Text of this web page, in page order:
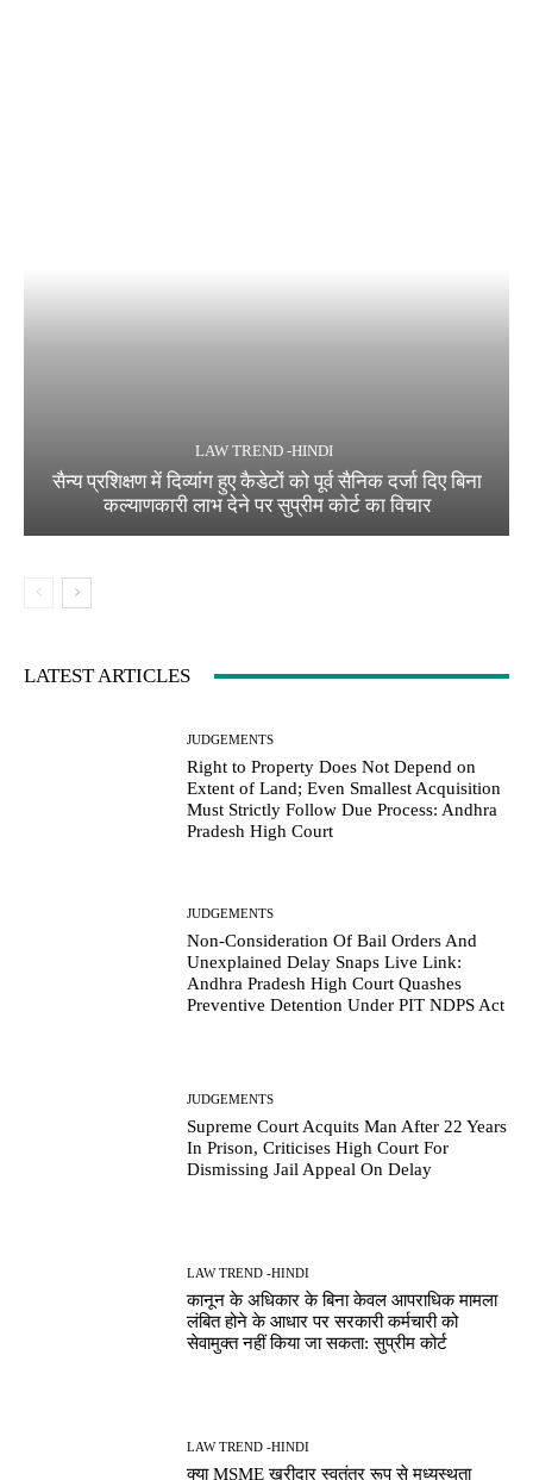
LAW TREND -HINDI
सैन्य प्रशिक्षण में दिव्यांग हुए कैडेटों को पूर्व सैनिक दर्जा दिए बिना
कल्याणकारी लाभ देने पर सुप्रीम कोर्ट का विचार
LATEST ARTICLES
JUDGEMENTS
Right to Property Does Not Depend on
Extent of Land; Even Smallest Acquisition
Must Strictly Follow Due Process: Andhra
Pradesh High Court
JUDGEMENTS
Non-Consideration Of Bail Orders And
Unexplained Delay Snaps Live Link:
Andhra Pradesh High Court Quashes
Preventive Detention Under PIT NDPS Act
JUDGEMENTS
Supreme Court Acquits Man After 22 Years
In Prison, Criticises High Court For
Dismissing Jail Appeal On Delay
LAW TREND -HINDI
कानून के अधिकार के बिना केवल आपराधिक मामला
लंबित होने के आधार पर सरकारी कर्मचारी को
सेवामुक्त नहीं किया जा सकता: सुप्रीम कोर्ट
LAW TREND -HINDI
क्या MSME खरीदार स्वतंत्र रूप से मध्यस्थता